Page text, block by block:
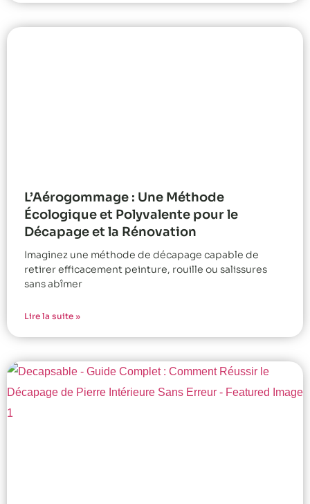
L’Aérogommage : Une Méthode
Écologique et Polyvalente pour le
Décapage et la Rénovation
Imaginez une méthode de décapage capable de
retirer efficacement peinture, rouille ou salissures
sans abîmer
Lire la suite »